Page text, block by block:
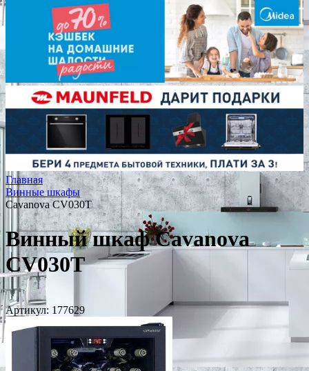
Главная
Винные шкафы
Cavanova CV030T
Винный шкаф Cavanova
CV030T
Артикул: 177629